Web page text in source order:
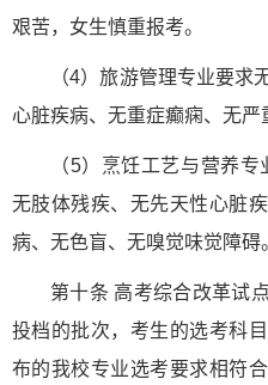
艰苦，女生慎重报考。
（4）旅游管理专业要求
心脏疾病、无重症癫痫、无严
（5）烹饪工艺与营养
无肢体残疾、无先天性心脏
病、无色盲、无嗅觉味觉障碍
第十条 高考综合改革试
投档的批次，考生的选考科
布的我校专业选考要求相符